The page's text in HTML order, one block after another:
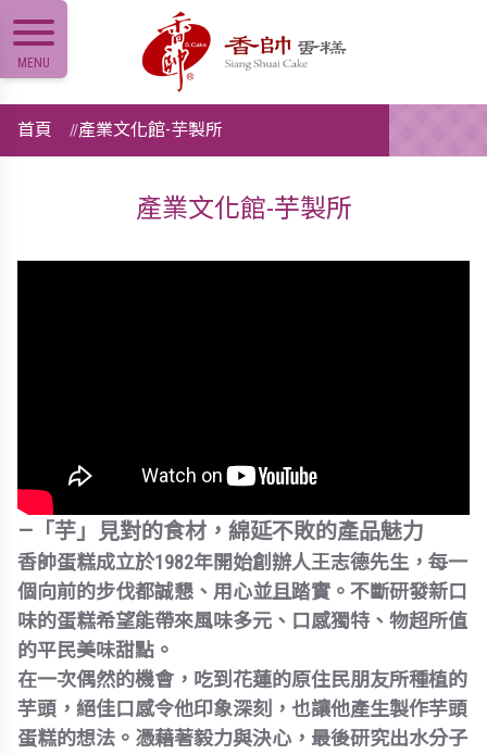
MENU
首頁 產業文化館-芋製所
產業文化館-芋製所
—「芋」見對的食材，綿延不敗的產品魅力
香帥蛋糕成立於1982年開始創辦人王志德先生，每一
個向前的步伐都誠懇、用心並且踏實。不斷研發新口
味的蛋糕希望能帶來風味多元、口感獨特、物超所值
的平民美味甜點。
在一次偶然的機會，吃到花蓮的原住民朋友所種植的
芋頭，絕佳口感令他印象深刻，也讓他產生製作芋頭
蛋糕的想法。憑藉著毅力與決心，最後研究出水分子